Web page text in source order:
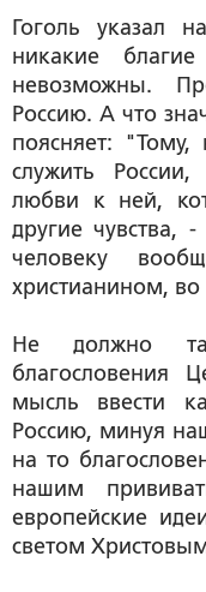
Гоголь указал
никакие
невозможны.
Россию. А что
поясняет: "Тому,
служить
любви к ней,
другие
человеку
христианином, во
Не должно
благословения
мысль ввести
Россию, минуя
на то
нашим
европейские
светом